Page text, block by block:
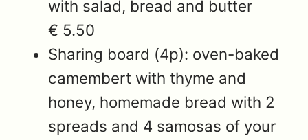
with salad, bread and butter
€ 5.50
Sharing board (4p): oven-baked
camembert with thyme and
honey, homemade bread with 2
spreads and 4 samosas of your